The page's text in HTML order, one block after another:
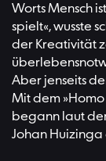
Worts Mensch
spielt«, wusste
der Kreativität
Aber jenseits
Mit dem
begann laut
Johan Huizinga